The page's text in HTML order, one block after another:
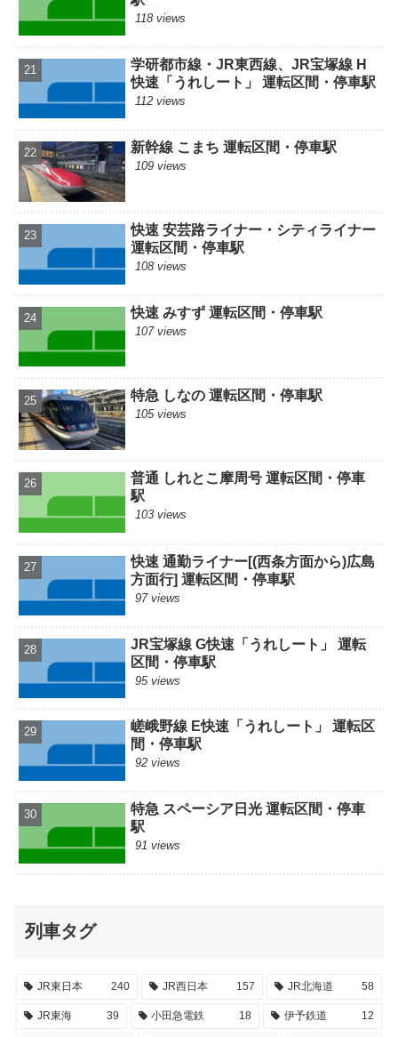
118 views
学研都市線・JR東西線、JR宝塚線 H
快速「うれしート」 運転区間・停車駅
112 views
新幹線 こまち 運転区間・停車駅
109 views
快速 安芸路ライナー・シティライナー
運転区間・停車駅
108 views
快速 みすず 運転区間・停車駅
107 views
特急 しなの 運転区間・停車駅
105 views
普通 しれとこ摩周号 運転区間・停車
駅
103 views
快速 通勤ライナー[(西条方面から)広島
方面行] 運転区間・停車駅
97 views
JR宝塚線 G快速「うれしート」 運転
区間・停車駅
95 views
嵯峨野線 E快速「うれしート」 運転区
間・停車駅
92 views
特急 スペーシア日光 運転区間・停車
駅
91 views
列車タグ
JR東日本 240 JR西日本 157 JR北海道 58
JR東海 39 小田急電鉄 18 伊予鉄道 12